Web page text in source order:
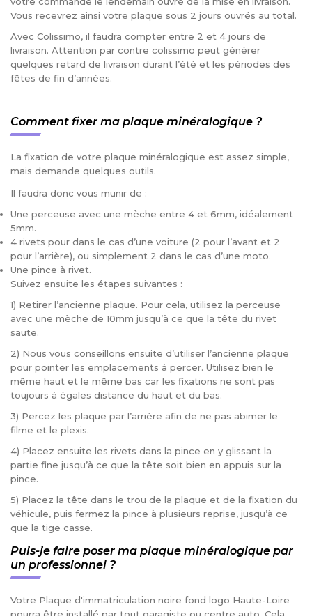
Vous recevrez ainsi votre plaque sous 2 jours ouvrés au total.
Avec Colissimo, il faudra compter entre 2 et 4 jours de
livraison. Attention par contre colissimo peut générer
quelques retard de livraison durant l’été et les périodes des
fêtes de fin d’années.
Comment fixer ma plaque minéralogique ?
La fixation de votre plaque minéralogique est assez simple,
mais demande quelques outils.
Il faudra donc vous munir de :
Une perceuse avec une mèche entre 4 et 6mm, idéalement
5mm.
4 rivets pour dans le cas d’une voiture (2 pour l’avant et 2
pour l’arrière), ou simplement 2 dans le cas d’une moto.
Une pince à rivet.
Suivez ensuite les étapes suivantes :
1) Retirer l’ancienne plaque. Pour cela, utilisez la perceuse
avec une mèche de 10mm jusqu’à ce que la tête du rivet
saute.
2) Nous vous conseillons ensuite d’utiliser l’ancienne plaque
pour pointer les emplacements à percer. Utilisez bien le
même haut et le même bas car les fixations ne sont pas
toujours à égales distance du haut et du bas.
3) Percez les plaque par l’arrière afin de ne pas abimer le
filme et le plexis.
4) Placez ensuite les rivets dans la pince en y glissant la
partie fine jusqu’à ce que la tête soit bien en appuis sur la
pince.
5) Placez la tête dans le trou de la plaque et de la fixation du
véhicule, puis fermez la pince à plusieurs reprise, jusqu’à ce
que la tige casse.
Puis-je faire poser ma plaque minéralogique par
un professionnel ?
Votre Plaque d'immatriculation noire fond logo Haute-Loire
pourra être installé par tout garagiste ou centre auto. Cela